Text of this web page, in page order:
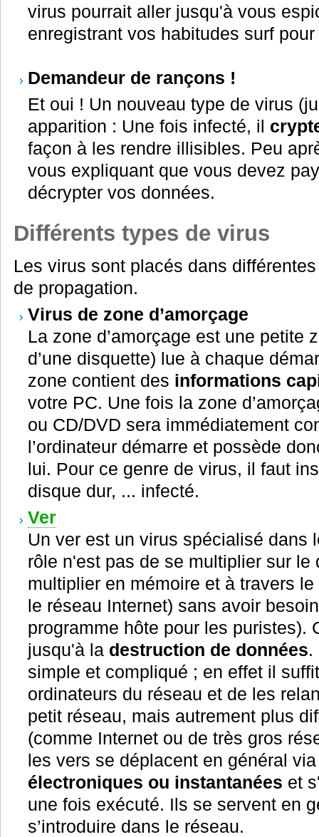
virus pourrait aller jusqu'à vous
enregistrant vos habitudes surf
Demandeur de rançons !
Et oui ! Un nouveau type de virus
apparition : Une fois infecté, il
façon à les rendre illisibles. Peu
vous expliquant que vous devez
décrypter vos données.
Différents types de virus
Les virus sont placés dans
de propagation.
Virus de zone d’amorçage
La zone d’amorçage est une petite
d’une disquette) lue à chaque
zone contient des informations
votre PC. Une fois la zone
ou CD/DVD sera immédiatement
l’ordinateur démarre et possède
lui. Pour ce genre de virus, il faut
disque dur, ... infecté.
Ver
Un ver est un virus spécialisé dans
rôle n'est pas de se multiplier sur le
multiplier en mémoire et à travers
le réseau Internet) sans avoir
programme hôte pour les puristes).
jusqu'à la destruction de données.
simple et compliqué ; en effet il
ordinateurs du réseau et de les
petit réseau, mais autrement plus
(comme Internet ou de très gros
les vers se déplacent en général
électroniques ou instantanées et
une fois exécuté. Ils se servent en
s’introduire dans le réseau.